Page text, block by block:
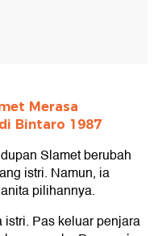
Merasa
Bintaro 1987
Slamet berubah
istri. Namun, ia
pilihannya.
Pas keluar penjara